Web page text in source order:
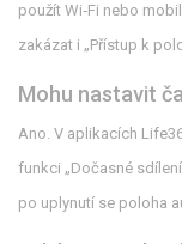
použít Wi‑Fi nebo
zakázat i „Přístup k
Mohu nastavit
Ano. V aplikacích
funkci „Dočasné
po uplynutí se poloha